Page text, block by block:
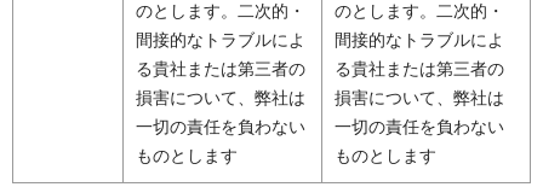
のとします。二次的・
間接的なトラブルによ
る貴社または第三者の
損害について、弊社は
一切の責任を負わない
ものとします
のとします。二次的・
間接的なトラブルによ
る貴社または第三者の
損害について、弊社は
一切の責任を負わない
ものとします